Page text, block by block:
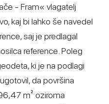
- Fram« vlagatelj
kaj bi lahko še navedel
saj je predlagal
reference. Poleg
ki je na podlagi
da površina
m² oziroma